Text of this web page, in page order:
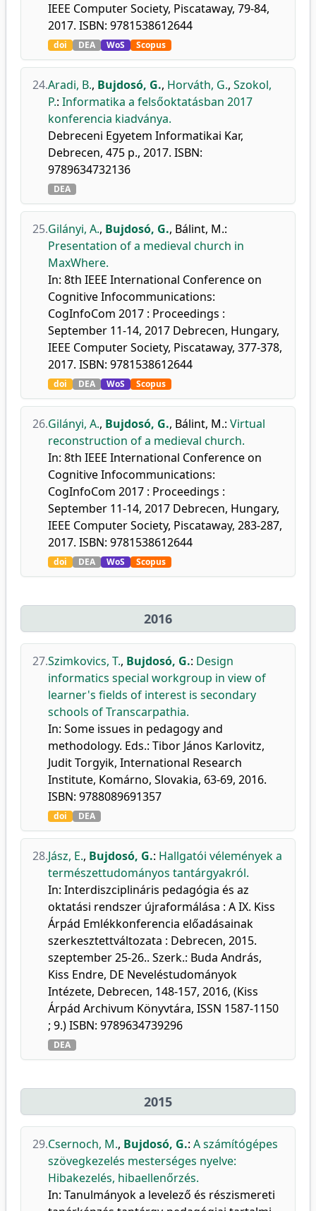
IEEE Computer Society, Piscataway, 79-84,
2017. ISBN: 9781538612644
doi DEA WoS Scopus
24.Aradi, B., Bujdosó, G., Horváth, G., Szokol,
P.: Informatika a felsőoktatásban 2017
konferencia kiadványa.
Debreceni Egyetem Informatikai Kar,
Debrecen, 475 p., 2017. ISBN:
9789634732136
DEA
25.Gilányi, A., Bujdosó, G., Bálint, M.:
Presentation of a medieval church in
MaxWhere.
In: 8th IEEE International Conference on
Cognitive Infocommunications:
CogInfoCom 2017 : Proceedings :
September 11-14, 2017 Debrecen, Hungary,
IEEE Computer Society, Piscataway, 377-378,
2017. ISBN: 9781538612644
doi DEA WoS Scopus
26.Gilányi, A., Bujdosó, G., Bálint, M.: Virtual
reconstruction of a medieval church.
In: 8th IEEE International Conference on
Cognitive Infocommunications:
CogInfoCom 2017 : Proceedings :
September 11-14, 2017 Debrecen, Hungary,
IEEE Computer Society, Piscataway, 283-287,
2017. ISBN: 9781538612644
doi DEA WoS Scopus
2016
27.Szimkovics, T., Bujdosó, G.: Design
informatics special workgroup in view of
learner's fields of interest is secondary
schools of Transcarpathia.
In: Some issues in pedagogy and
methodology. Eds.: Tibor János Karlovitz,
Judit Torgyik, International Research
Institute, Komárno, Slovakia, 63-69, 2016.
ISBN: 9788089691357
doi DEA
28.Jász, E., Bujdosó, G.: Hallgatói vélemények a
természettudományos tantárgyakról.
In: Interdiszciplináris pedagógia és az
oktatási rendszer újraformálása : A IX. Kiss
Árpád Emlékkonferencia előadásainak
szerkesztettváltozata : Debrecen, 2015.
szeptember 25-26.. Szerk.: Buda András,
Kiss Endre, DE Neveléstudományok
Intézete, Debrecen, 148-157, 2016, (Kiss
Árpád Archivum Könyvtára, ISSN 1587-1150
; 9.) ISBN: 9789634739296
DEA
2015
29.Csernoch, M., Bujdosó, G.: A számítógépes
szövegkezelés mesterséges nyelve:
Hibakezelés, hibaellenőrzés.
In: Tanulmányok a levelező és részismereti